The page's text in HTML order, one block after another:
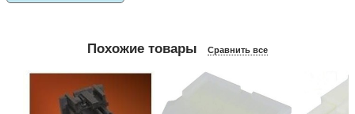
Похожие товары Сравнить все